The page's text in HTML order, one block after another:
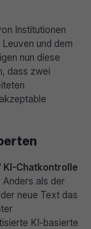
Institutionen
und dem
nun diese
dass zwei
KI-Chatkontrolle
Anders als der
neue Text das
KI-basierte